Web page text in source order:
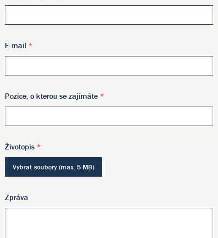
E-mail *
Pozice, o kterou se zajímáte *
Životopis *
Vybrat soubory (max. 5 MB)
Zpráva